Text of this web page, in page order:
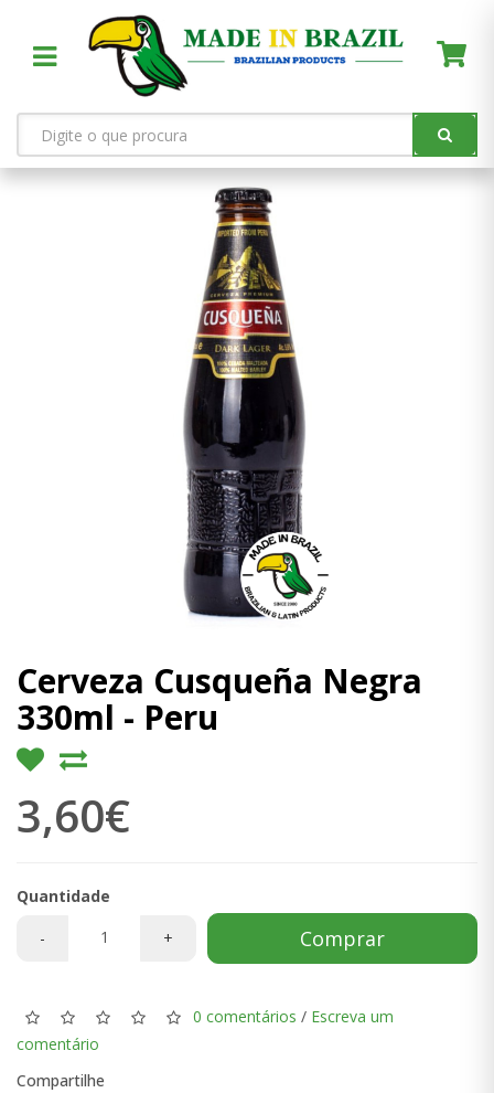
Cerveza Cusqueña Negra
330ml - Peru
3,60€
Quantidade
-
+ Comprar
0 comentários / Escreva um
comentário
Compartilhe